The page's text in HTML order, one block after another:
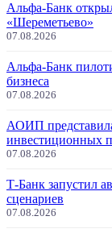
Альфа-Банк
«Шереметьево»
07.08.2026
Альфа-Банк
бизнеса
07.08.2026
АОИП
инвестиционных
07.08.2026
Т-Банк запустил
сценариев
07.08.2026